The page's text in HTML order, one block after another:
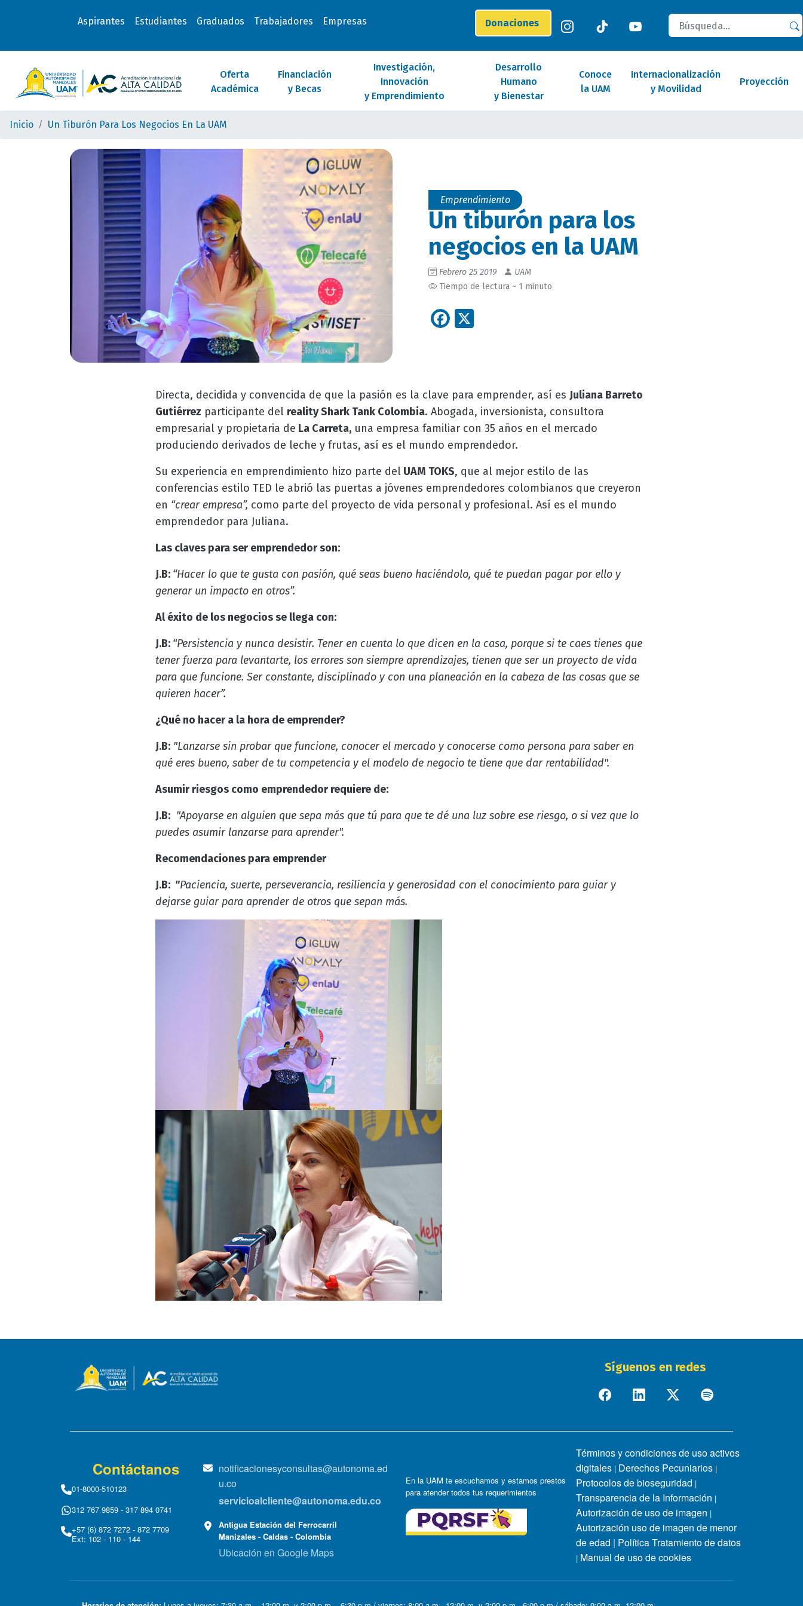
Aspirantes Estudiantes Graduados Trabajadores Empresas Donaciones
Buscar
Oferta
Académica
Financiación
y Becas
Investigación,
Innovación
y Emprendimiento
Desarrollo
Humano
y Bienestar
Conoce
la UAM
Internacionalización
y Movilidad
Proyección
Inicio Un Tiburón Para Los Negocios En La UAM
Emprendimiento
Un tiburón para los
negocios en la UAM
Febrero 25 2019
UAM
Tiempo de lectura ~ 1 minuto
Facebook
Directa, decidida y convencida de que la pasión es la clave para emprender, así es Juliana Barreto
Gutiérrez participante del reality Shark Tank Colombia. Abogada, inversionista, consultora
empresarial y propietaria de La Carreta,una empresa familiar con 35 años en el mercado
produciendo derivados de leche y frutas, así es el mundo emprendedor.
Su experiencia en emprendimiento hizo parte delUAM TOKS, que al mejor estilo de las
conferencias estilo TED le abrió las puertas a jóvenes emprendedores colombianos que creyeron
en “crear empresa”, como parte del proyecto de vida personal y profesional. Así es el mundo
emprendedor para Juliana.
Las claves para ser emprendedor son:
J.B: “Hacer lo que te gusta con pasión, qué seas bueno haciéndolo, qué te puedan pagar por ello y
generar un impacto en otros”.
Al éxito de los negocios se llega con:
J.B: “Persistencia y nunca desistir. Tener en cuenta lo que dicen en la casa, porque si te caes tienes que
tener fuerza para levantarte, los errores son siempre aprendizajes, tienen que ser un proyecto de vida
para que funcione. Ser constante, disciplinado y con una planeación en la cabeza de las cosas que se
quieren hacer”.
¿Qué no hacer a la hora de emprender?
J.B: "Lanzarse sin probar que funcione, conocer el mercado y conocerse como persona para saber en
qué eres bueno, saber de tu competencia y el modelo de negocio te tiene que dar rentabilidad".
Asumir riesgos como emprendedor requiere de:
J.B: "Apoyarse en alguien que sepa más que tú para que te dé una luz sobre ese riesgo, o si vez que lo
puedes asumir lanzarse para aprender".
Recomendaciones para emprender
J.B: "Paciencia, suerte, perseverancia, resiliencia y generosidad con el conocimiento para guiar y
dejarse guiar para aprender de otros que sepan más.
Síguenos en redes
Contáctanos
01-8000-510123
312 767 9859 - 317 894 0741
+57 (6) 872 7272 - 872 7709
Ext: 102 - 110 - 144
notificacionesyconsultas@autonoma.ed
u.co
servicioalcliente@autonoma.edu.co
Antigua Estación del Ferrocarril
Manizales - Caldas - Colombia
Ubicación en Google Maps
En la UAM te escuchamos y estamos prestos
para atender todos tus requerimientos
Términos y condiciones de uso activos
digitales | Derechos Pecuniarios |
Protocolos de bioseguridad |
Transparencia de la Información |
Autorización de uso de imagen |
Autorización uso de imagen de menor
de edad | Política Tratamiento de datos
| Manual de uso de cookies